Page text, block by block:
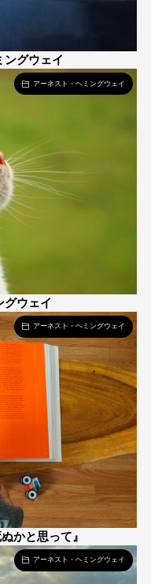
ングウェイ
アーネスト・ヘミングウェイ
グウェイ
アーネスト・ヘミングウェイ
かと思って』
アーネスト・ヘミングウェイ